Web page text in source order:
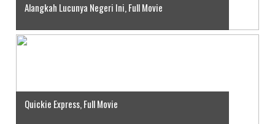
Alangkah Lucunya Negeri Ini, Full Movie
Quickie Express, Full Movie